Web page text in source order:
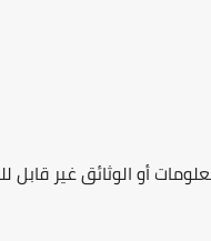
أو الوثائق غير قابل